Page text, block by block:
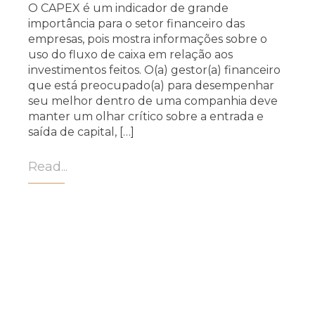
O CAPEX é um indicador de grande
importância para o setor financeiro das
empresas, pois mostra informações sobre o
uso do fluxo de caixa em relação aos
investimentos feitos. O(a) gestor(a) financeiro
que está preocupado(a) para desempenhar
seu melhor dentro de uma companhia deve
manter um olhar crítico sobre a entrada e
saída de capital, […]
Read...